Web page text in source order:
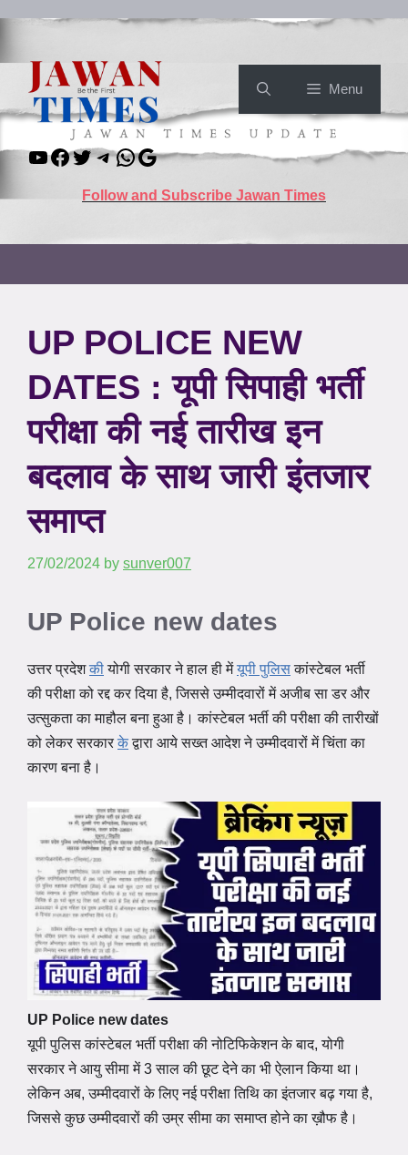
content
Menu
YouTube
Facebook
TwitterTelegram
WhatsApp
Google
Follow and Subscribe Jawan Times
UP POLICE NEW
DATES : यूपी सिपाही भर्ती
परीक्षा की नई तारीख इन
बदलाव के साथ जारी इंतजार
समाप्त
27/02/2024 by sunver007
UP Police new dates
उत्तर प्रदेशकीयोगी सरकार ने हाल ही मेंयूपी पुलिसकांस्टेबल भर्ती
की परीक्षा को रद्द कर दिया है, जिससे उम्मीदवारों में अजीब सा डर और
उत्सुकता का माहौल बना हुआ है। कांस्टेबल भर्ती की परीक्षा की तारीखों
को लेकर सरकारकेद्वारा आये सख्त आदेश ने उम्मीदवारों में चिंता का
कारण बना है।
UP Police new dates
यूपी पुलिस कांस्टेबल भर्ती परीक्षा की नोटिफिकेशन के बाद, योगी
सरकार ने आयु सीमा में 3 साल की छूट देने का भी ऐलान किया था।
लेकिन अब, उम्मीदवारों के लिए नई परीक्षा तिथि का इंतजार बढ़ गया है,
जिससे कुछ उम्मीदवारों की उम्र सीमा का समाप्त होने का ख़ौफ है।